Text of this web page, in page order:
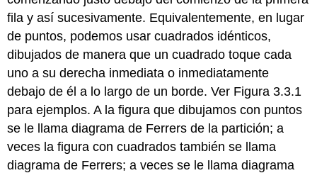
fila y así sucesivamente. Equivalentemente, en lugar
de puntos, podemos usar cuadrados idénticos,
dibujados de manera que un cuadrado toque cada
uno a su derecha inmediata o inmediatamente
debajo de él a lo largo de un borde. Ver Figura 3.3.1
para ejemplos. A la figura que dibujamos con puntos
se le llama diagrama de Ferrers de la partición; a
veces la figura con cuadrados también se llama
diagrama de Ferrers; a veces se le llama diagrama